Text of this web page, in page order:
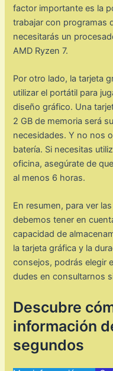
factor importante es la
trabajar con programas
necesitarás un
AMD Ryzen 7.
Por otro lado, la tarjeta
utilizar el portátil para
diseño gráfico. Una
2 GB de memoria será
necesidades. Y no nos
batería. Si necesitas
oficina, asegúrate de
al menos 6 horas.
En resumen, para ver
debemos tener en
capacidad de
la tarjeta gráfica y la
consejos, podrás elegir
dudes en consultarnos
Descubre
información
segundos